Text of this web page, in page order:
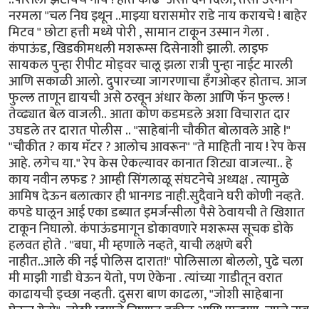
नरमला "चल निघ इथून ..माझ्या घरासमोर राडे नाय करायचे ! बाहेर
मिटव " छोटा हत्ती मध्ये पोरी , सामान टाकून उस्मान गेला .
कंपाऊंड, खिडकीमधली मशरूम्स दिसेनाशी झाली. लाइफ
सायकल पुन्हा रीपीट मोड्वर चालू झला रात्री पुन्हा नाईट मारली
आणि सकाळी आलो. दुपारच्या जागरणाचा हँगओव्हर होताच. आज
फुल्ल ताणून द्यायची असे ठरवून अंधार केला आणि फॅन फुल्ल !
तेव्ढ्यात बेल वाजली.. आता कोण कडमडले अशा विचारात दार
उघडले तर दारात पोलीस .. "साहेबांनी चौकीत बोलावले आहे !"
"चौकीत ? काय मॅटर ? आलोच आवरून" "ते माहिती नाय ! रेप केस
आहे. लगेच या." रेप केस ऐकल्यावर कानात शिट्या वाजल्या.. हे
काय नवीन लफड ? आम्ही सिंगलाळू संघटनेचे अध्यक्ष . त्यामुळे
आमिष देऊन बलात्कार ही भानगड नाही.सुदैवाने घरी कोणी नव्हते.
कपडे घालून आई एका डब्यात इमर्जन्सीला पैसे ठेवायची ते खिशात
टाकून निघालो. कंपाऊंडमागून डोकावणारे मशरूम्स सूचक डोके
हलवत होते . "बघा, मी म्हणाले नव्हते, याची लक्षणे बरी
नाहीत..आले की नई पोलिस दारात!" पोलिसाला बोललो, पुढे चला
मी माझी गाडी घेऊन येतो, पण ऐकेना . त्यांच्या गाडीतून वरात
काढायची इच्छा नव्हती. दुसरा बाण काढला, "जोशी साहेबाना